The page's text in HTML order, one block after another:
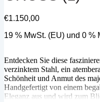
€1.150,00
19 % MwSt. (EU) und 0 %
Entdecken Sie diese
verzinktem Stahl, ein
Schönheit und Anmut des
Handgefertigt von einem
Eleganz aus und wird zum